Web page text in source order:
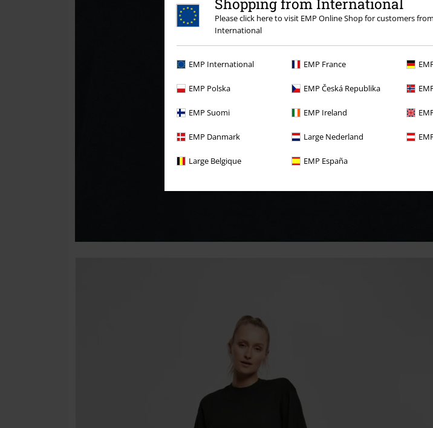
Shopping from International
Please click here to visit EMP Online Shop for customers from
International
EMP International EMP France
EMP Polska EMP Česká Republika
EMP Suomi EMP Ireland
EMP Danmark Large Nederland
Large Belgique EMP España